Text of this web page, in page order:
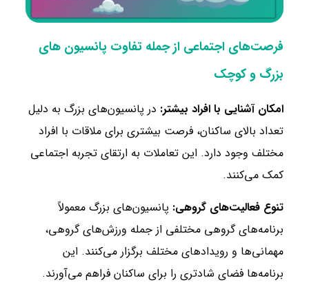
فرصت‌های اجتماعی از جمله تفاوت پانسیون های
بزرگ و کوچک
امکان آشنایی با افراد بیشتر: در پانسیون‌های بزرگ به دلیل
تعداد بالای ساکنان، فرصت بیشتری برای ملاقات با افراد
مختلف وجود دارد. این تعاملات به ارتقای تجربه اجتماعی
کمک می‌کنند.
تنوع فعالیت‌های گروهی: پانسیون‌های بزرگ معمولاً
برنامه‌های گروهی مختلفی از جمله ورزش‌های گروهی،
مهمانی‌ها و رویدادهای مختلف برگزار می‌کنند. این
برنامه‌ها فضای شادتری را برای ساکنان فراهم می‌آورند.